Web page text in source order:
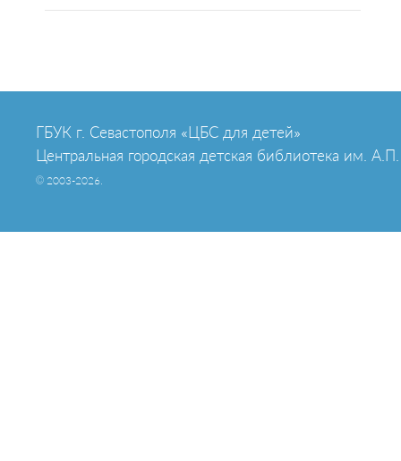
ГБУК г. Севастополя «ЦБС для детей»
Центральная городская детская библиотека им. А.П.
© 2003-2026.